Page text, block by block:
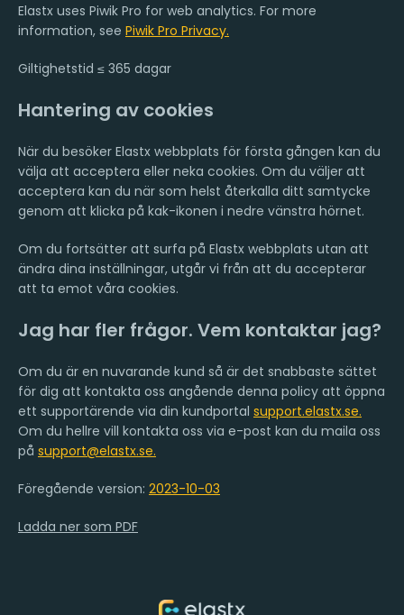
Elastx uses Piwik Pro for web analytics. For more
information, see Piwik Pro Privacy.
Giltighetstid ≤ 365 dagar
Hantering av cookies
När du besöker Elastx webbplats för första gången kan du
välja att acceptera eller neka cookies. Om du väljer att
acceptera kan du när som helst återkalla ditt samtycke
genom att klicka på kak-ikonen i nedre vänstra hörnet.
Om du fortsätter att surfa på Elastx webbplats utan att
ändra dina inställningar, utgår vi från att du accepterar
att ta emot våra cookies.
Jag har fler frågor. Vem kontaktar jag?
Om du är en nuvarande kund så är det snabbaste sättet
för dig att kontakta oss angående denna policy att öppna
ett supportärende via din kundportal support.elastx.se.
Om du hellre vill kontakta oss via e-post kan du maila oss
på support@elastx.se.
Föregående version: 2023-10-03
Ladda ner som PDF